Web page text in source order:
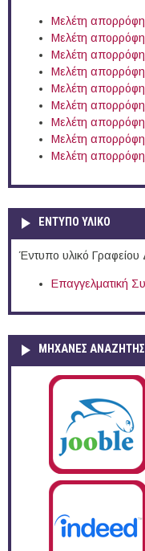
Μελέτη
Μελέτη
Μελέτη
Μελέτη
Μελέτη
Μελέτη
Μελέτη
Μελέτη
Μελέτη
ΕΝΤΥΠΟ ΥΛΙΚΟ
Έντυπο υλικό
Επαγγελματική
ΜΗΧΑΝΕΣ